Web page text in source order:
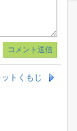
トくもじ